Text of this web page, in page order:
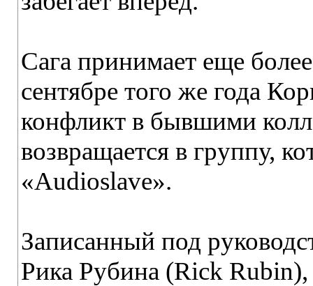
Сага принимает еще
сентябре того же года
конфликт в бывшими
возвращается в группу,
«Audioslave».
Записанный под
Рика Рубина (Rick Rubin),